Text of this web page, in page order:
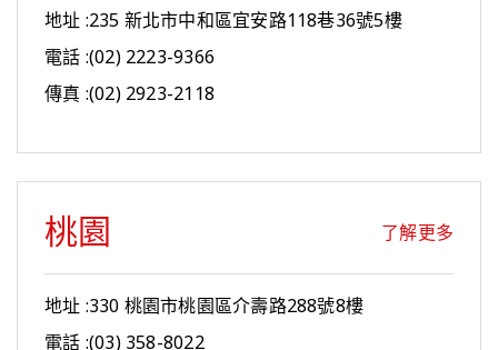
地址 :235 新北市中和區宜安路118巷36號5樓
電話 :(02) 2223-9366
傳真 :(02) 2923-2118
桃園 了解更多
地址 :330 桃園市桃園區介壽路288號8樓
電話 :(03) 358-8022